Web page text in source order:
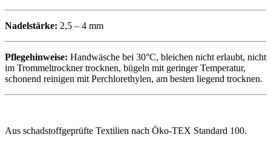
Nadelstärke: 2,5 – 4 mm
Pflegehinweise: Handwäsche bei 30°C, bleichen nicht erlaubt, nicht
im Trommeltrockner trocknen, bügeln mit geringer Temperatur,
schonend reinigen mit Perchlorethylen, am besten liegend trocknen.
Aus schadstoffgeprüfte Textilien nach Öko-TEX Standard 100.